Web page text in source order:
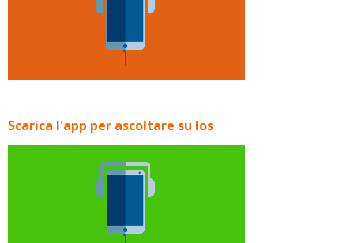
Scarica l'app per ascoltare su Ios